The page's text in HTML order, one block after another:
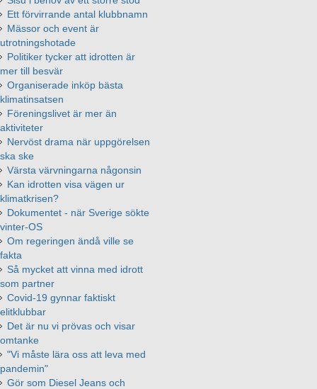
Ett förvirrande antal klubbnamn
Mässor och event är
utrotningshotade
Politiker tycker att idrotten är
mer till besvär
Organiserade inköp bästa
klimatinsatsen
Föreningslivet är mer än
aktiviteter
Nervöst drama när uppgörelsen
ska ske
Värsta värvningarna någonsin
Kan idrotten visa vägen ur
klimatkrisen?
Dokumentet - när Sverige sökte
vinter-OS
Om regeringen ändå ville se
fakta
Så mycket att vinna med idrott
som partner
Covid-19 gynnar faktiskt
elitklubbar
Det är nu vi prövas och visar
omtanke
"Vi måste lära oss att leva med
pandemin"
Gör som Diesel Jeans och